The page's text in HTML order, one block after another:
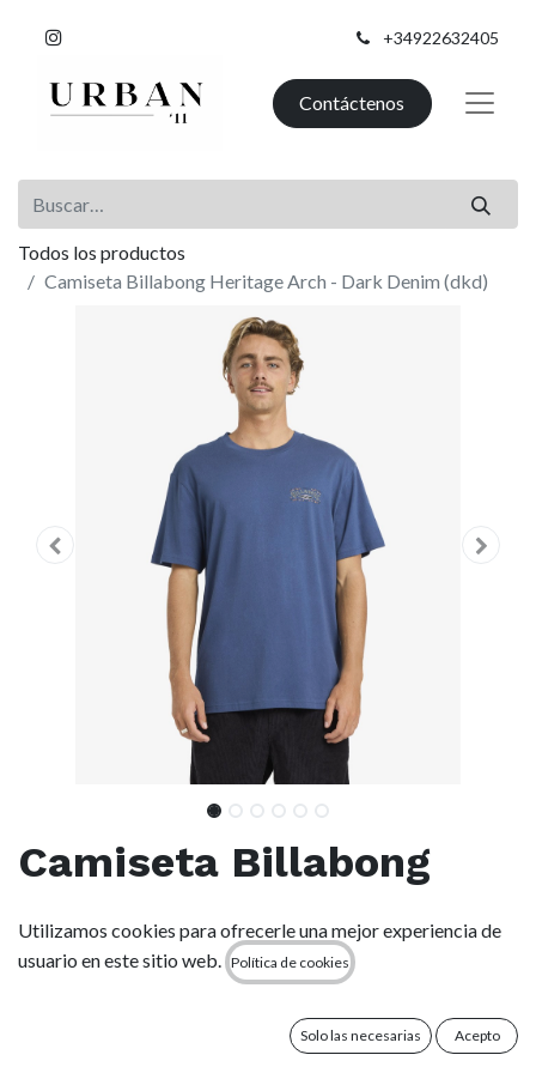
+34922632405
Contáctenos
Todos los productos
Camiseta Billabong Heritage Arch - Dark Denim (dkd)
Camiseta Billabong
Heritage Arch - Dark
Denim (dkd)
Style 24A521602 Código de color dkd
Utilizamos cookies para ofrecerle una mejor experiencia de
usuario en este sitio web.
Política de cookies
Solo las necesarias Acepto